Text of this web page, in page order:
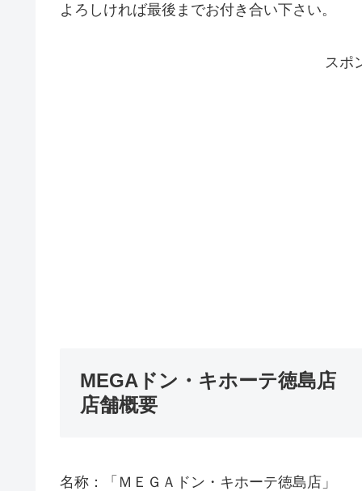
よろしければ最後までお付き合い下さい。
スポ
MEGAドン・キホーテ徳島店
店舗概要
名称：「ＭＥＧＡドン・キホーテ徳島店」